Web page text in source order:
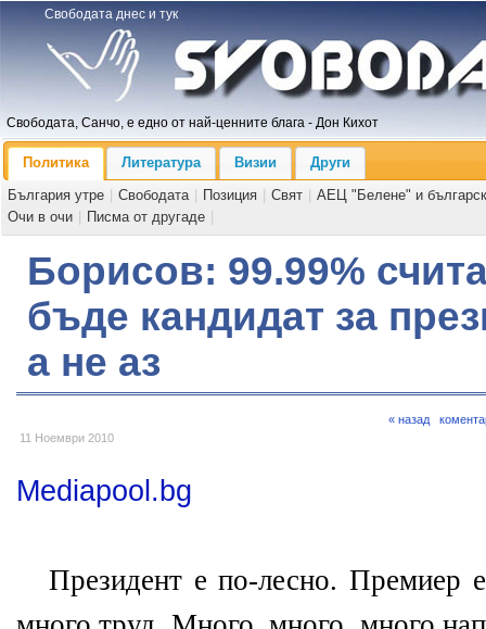
Свободата днес и тук
Свободата, Санчо, е едно от най-ценните блага - Дон Кихот
Политика Литература Визии
Други
България утре
Свободата Позиция Свят
АЕЦ "Белене" и
Очи в очи
Писма от другаде
Борисов: 99.99%
бъде кандидат за
а не аз
11 Ноември 2010
« назад
Mediapool.bg
Президент е по-лесно. Премиер